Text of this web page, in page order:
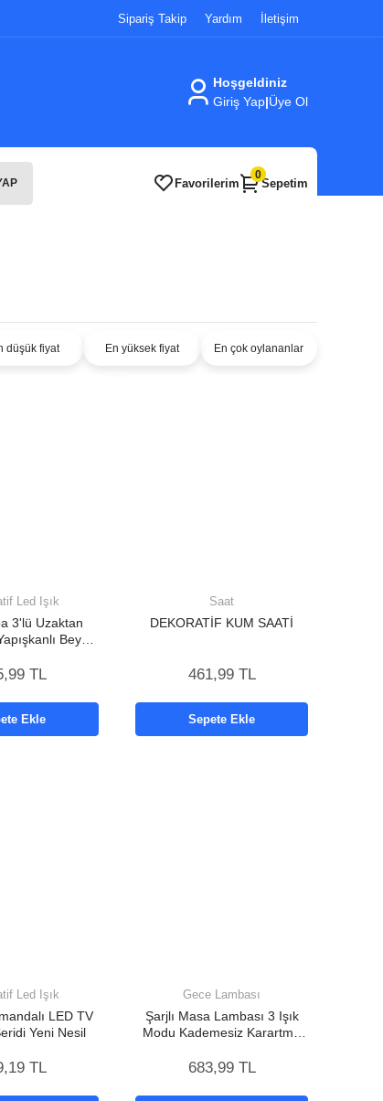
Sipariş Takip Yardım İletişim
Hoşgeldiniz
Giriş Yap|Üye Ol
Favorilerim
0
Sepetim
düşük fiyat En yüksek fiyat En çok oylananlar
Led Işık
3'lü Uzaktan
Beyaz
TL
Ekle
Saat
DEKORATİF KUM SAATİ
461,99 TL
Sepete Ekle
Led Işık
LED TV
Yeni Nesil
TL
Gece Lambası
Şarjlı Masa Lambası 3 Işık
Modu Kademesiz Karartma
683,99 TL